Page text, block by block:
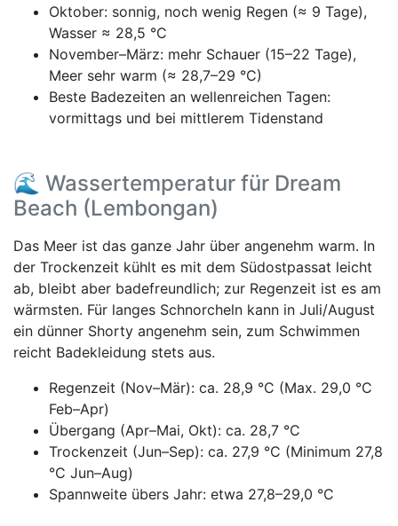
Oktober: sonnig, noch wenig Regen (≈ 9 Tage),
Wasser ≈ 28,5 °C
November–März: mehr Schauer (15–22 Tage),
Meer sehr warm (≈ 28,7–29 °C)
Beste Badezeiten an wellenreichen Tagen:
vormittags und bei mittlerem Tidenstand
🌊 Wassertemperatur für Dream
Beach (Lembongan)
Das Meer ist das ganze Jahr über angenehm warm. In
der Trockenzeit kühlt es mit dem Südostpassat leicht
ab, bleibt aber badefreundlich; zur Regenzeit ist es am
wärmsten. Für langes Schnorcheln kann in Juli/August
ein dünner Shorty angenehm sein, zum Schwimmen
reicht Badekleidung stets aus.
Regenzeit (Nov–Mär): ca. 28,9 °C (Max. 29,0 °C
Feb–Apr)
Übergang (Apr–Mai, Okt): ca. 28,7 °C
Trockenzeit (Jun–Sep): ca. 27,9 °C (Minimum 27,8
°C Jun–Aug)
Spannweite übers Jahr: etwa 27,8–29,0 °C